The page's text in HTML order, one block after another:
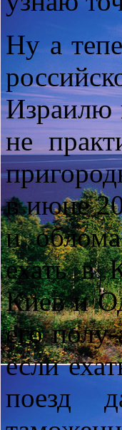
Ну а
Израилю
не
в июне
и
ехать в
Киев и
его
если
поезд